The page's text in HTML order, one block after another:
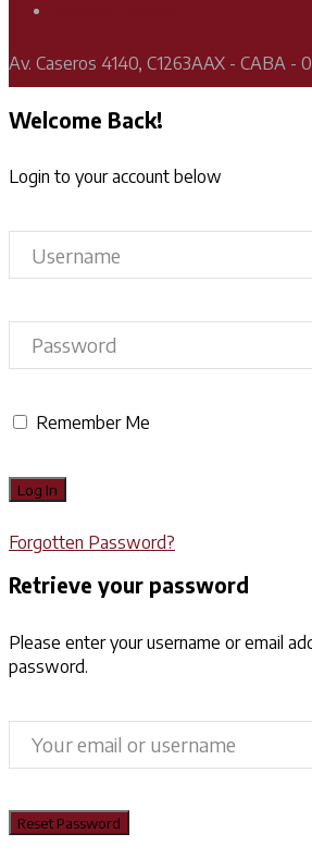
Av. Caseros 4140, C1263AAX - CABA -
Welcome Back!
Login to your account below
Remember Me
Forgotten Password?
Retrieve your password
Please enter your username or email
password.